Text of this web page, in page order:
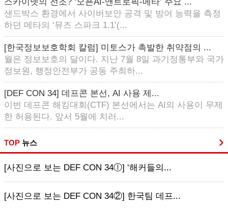
샌드박스 환경에서 사이버보안 공격 및 방어 능력을 측정
하던 메타의 ‘뮤즈 스파크 1.1’(...
[한국정보보호학회 칼럼] 미토스가 촉발한 취약점의 ...
월은 정보보호의 달이다. 지난 7월 8일 과기정통부와 국가
정보원, 행정안전부가 공동 주최하...
[DEF CON 34] 데프콘 본선, AI 사용 제...
이번 데프콘 해킹대회(CTF) 본선에서는 AI의 사용이 무제
한 허용된다. 앞서 5월에 치러...
TOP 뉴스
[사진으로 보는 DEF CON 34ⓛ] ‘해커들의...
[사진으로 보는 DEF CON 34②] 한국팀 데프...